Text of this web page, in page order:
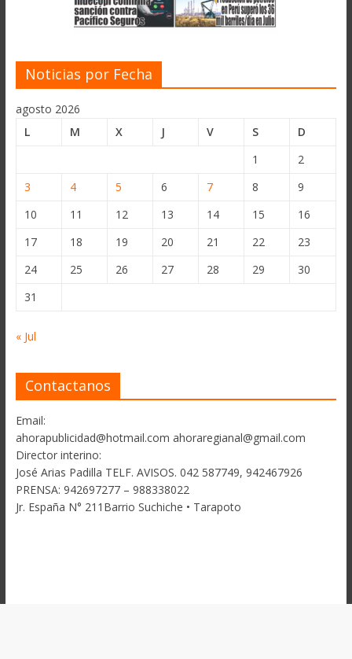
Noticias por Fecha
agosto 2026
L
M X J V S
D
1
2
3
4 5 6 7 8
9
10
11 12 13 14 15
16
17
18 19 20 21 22
23
24
25 26 27 28 29
30
31
« Jul
Contactanos
Email:
ahorapublicidad@hotmail.com ahoraregianal@gmail.com
Director interino:
José Arias Padilla TELF. AVISOS. 042 587749, 942467926
PRENSA: 942697277 – 988338022
Jr. España N° 211Barrio Suchiche • Tarapoto